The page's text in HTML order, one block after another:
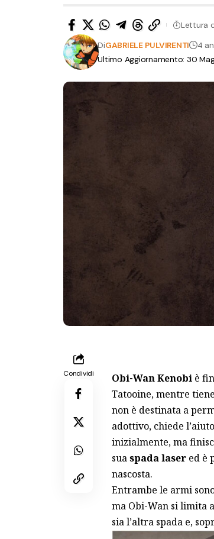
Ultimo Aggiornamento: 30
DiGABRIELE PULVIRENTI 4
Lettura
Condividi Obi-Wan Kenobiè
Tatooine, mentre
non è destinata a
adottivo, chiede
inizialmente, ma
suaspada lasered è
nascosta.
Entrambe le armi
ma Obi-Wan si limita
sia l’altra spada e,